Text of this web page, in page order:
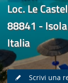
Loc. Le
88841 -
Italia
Scrivi una